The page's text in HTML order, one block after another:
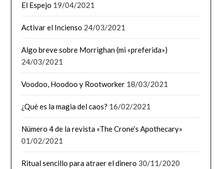
El Espejo 19/04/2021
Activar el Incienso 24/03/2021
Algo breve sobre Morrighan (mi «preferida»)
24/03/2021
Voodoo, Hoodoo y Rootworker 18/03/2021
¿Qué es la magia del caos? 16/02/2021
Número 4 de la revista «The Crone’s Apothecary»
01/02/2021
Ritual sencillo para atraer el dinero 30/11/2020